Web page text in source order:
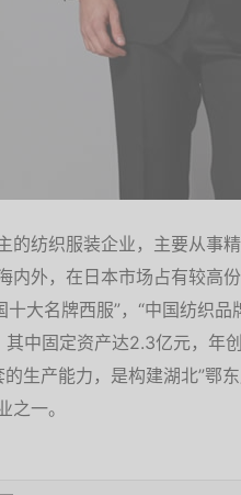
的纺织服装企业，主要从事
内外，在日本市场占有较高
十大名牌西服”，“中国纺织
其中固定资产达2.3亿元，年
生产能力，是构建湖北”鄂
之一。